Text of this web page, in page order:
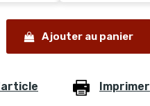
Ajouter au panier
Imprimer